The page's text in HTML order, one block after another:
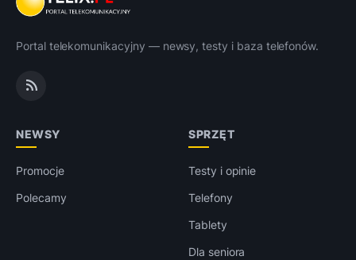
Portal telekomunikacyjny — newsy, testy i baza telefonów.
NEWSY
Promocje
Polecamy
SPRZĘT
Testy i opinie
Telefony
Tablety
Dla seniora